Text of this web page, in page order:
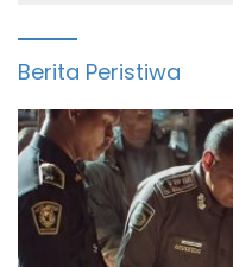
Berita Peristiwa